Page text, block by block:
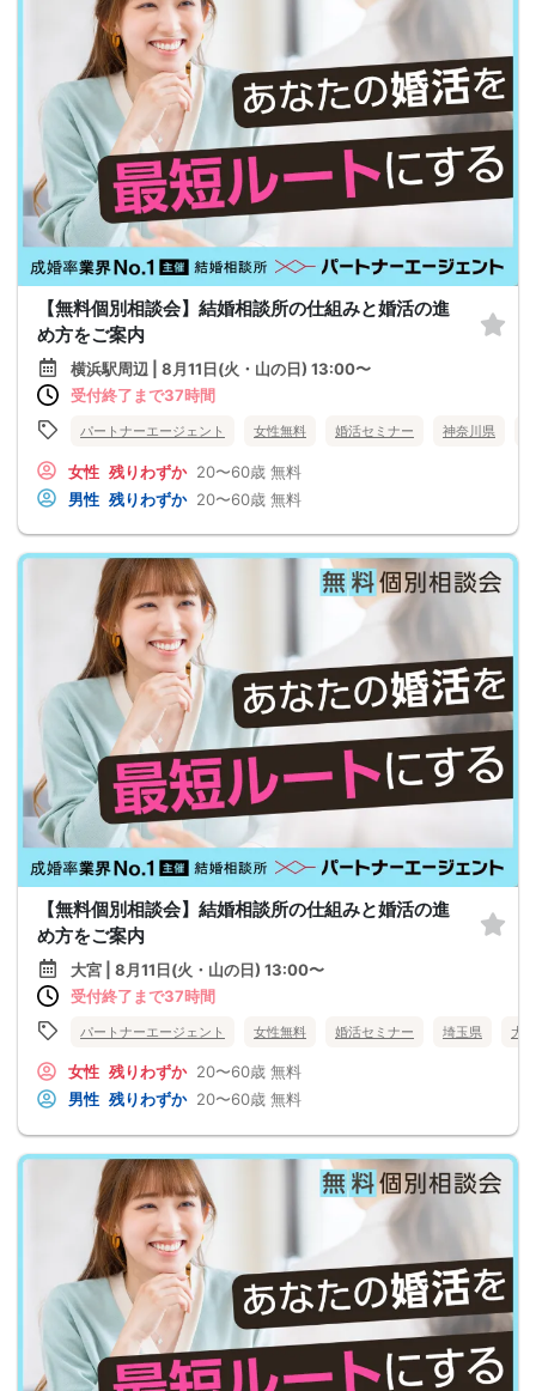
【無料個別相談会】結婚相談所の仕組みと婚活の進
め方をご案内
横浜駅周辺 | 8月11日(火・山の日) 13:00〜
受付終了まで37時間
パートナーエージェント 女性無料 婚活セミナー 神奈川県
女性 残りわずか 20〜60歳 無料
男性 残りわずか 20〜60歳 無料
【無料個別相談会】結婚相談所の仕組みと婚活の進
め方をご案内
大宮 | 8月11日(火・山の日) 13:00〜
受付終了まで37時間
パートナーエージェント 女性無料 婚活セミナー 埼玉県 大宮
女性 残りわずか 20〜60歳 無料
男性 残りわずか 20〜60歳 無料